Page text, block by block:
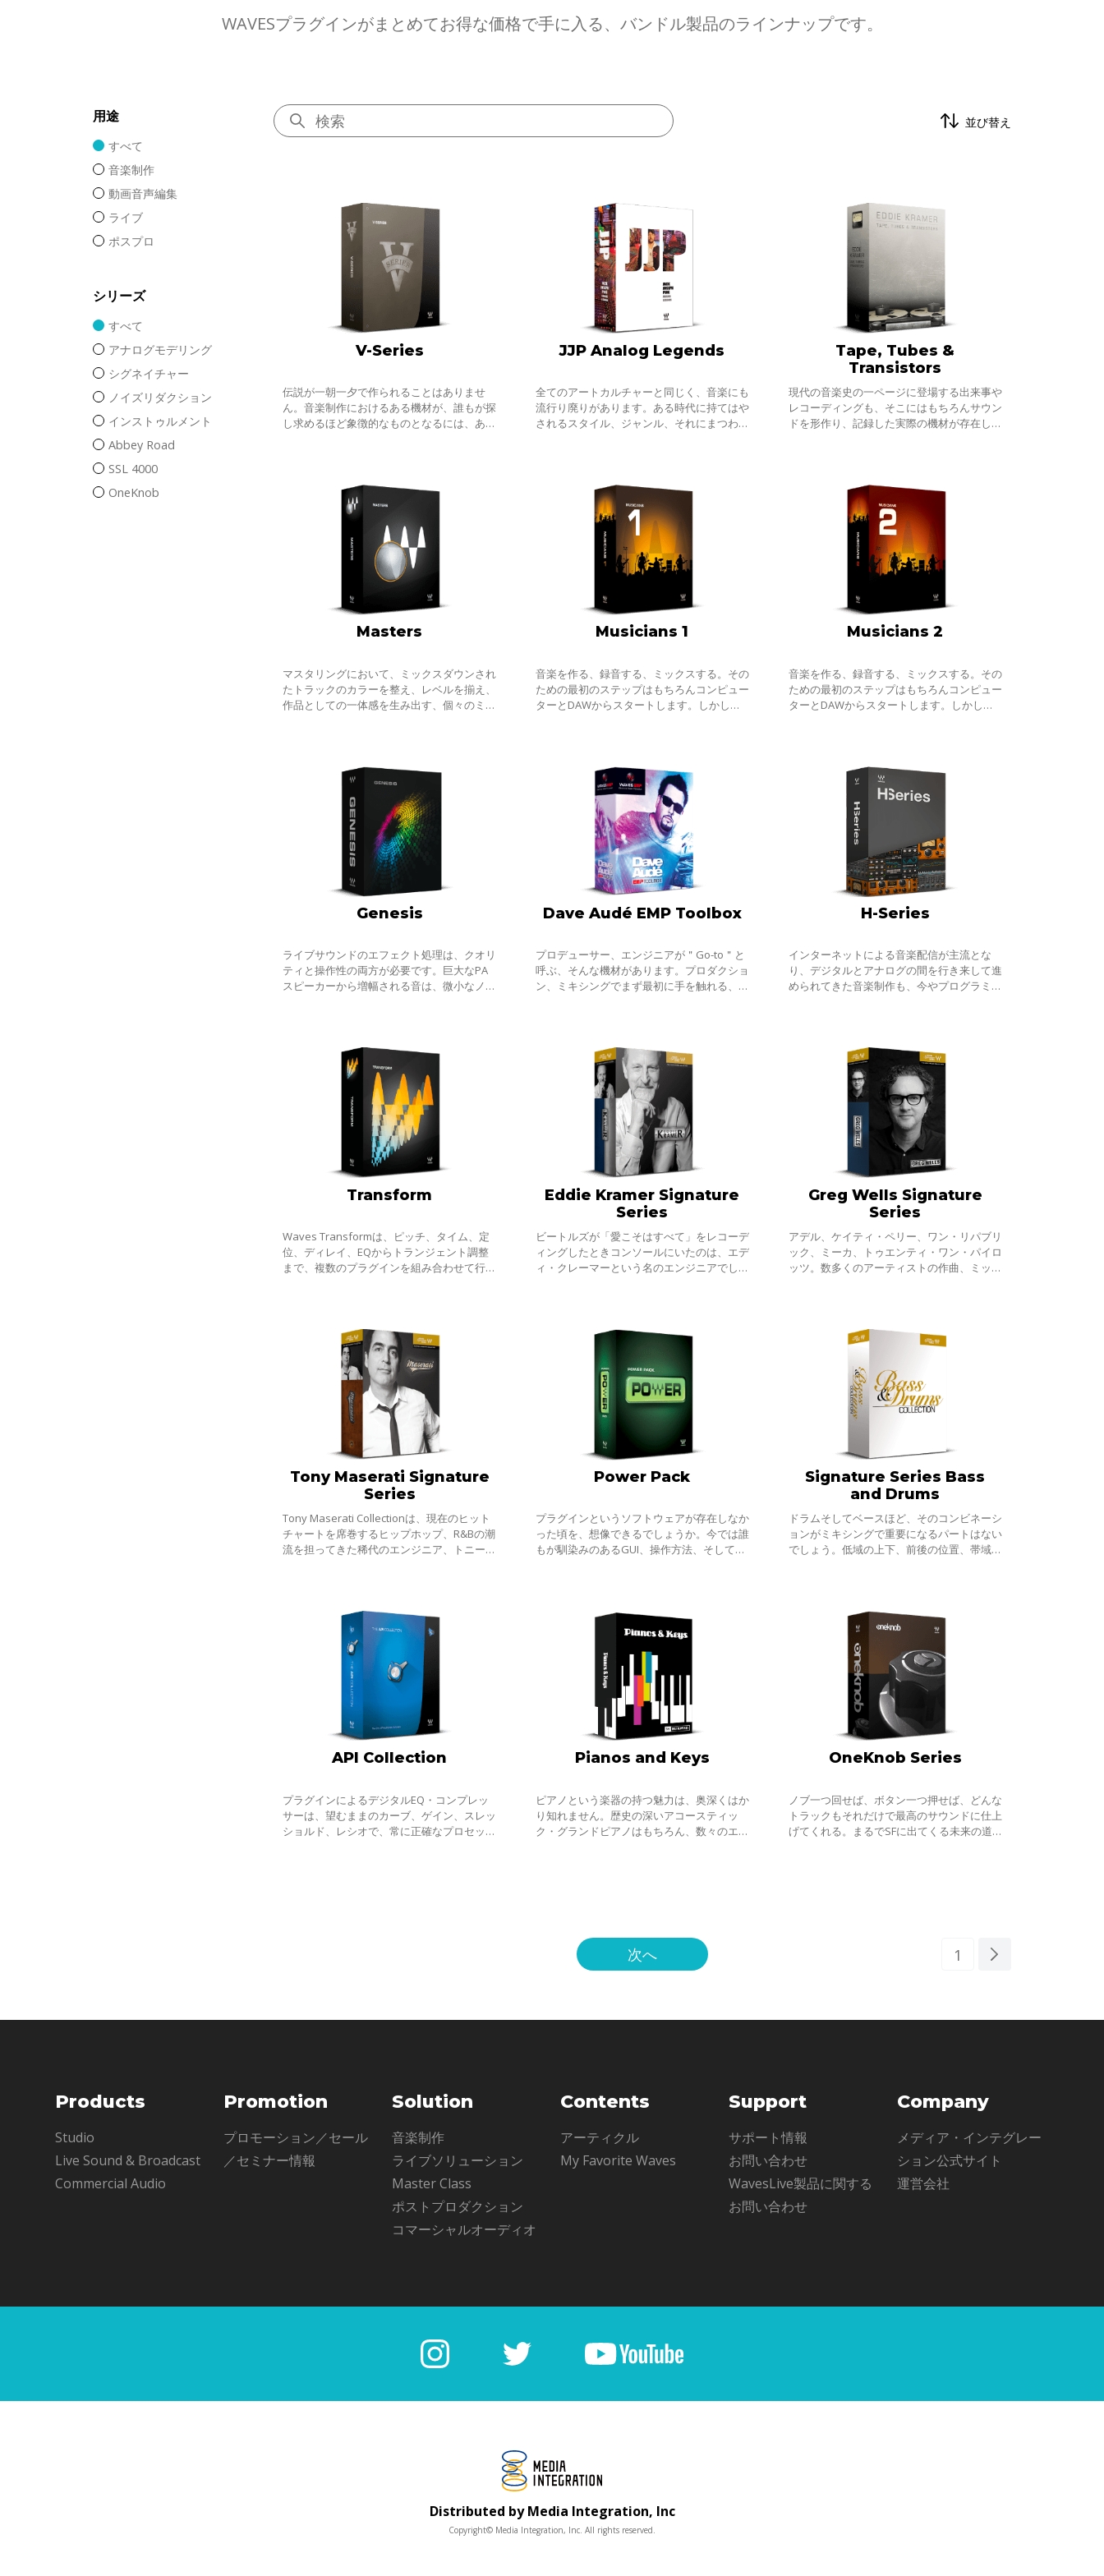
WAVESプラグインがまとめてお得な価格で手に入る、バンドル製品のラインナップです。
用途
すべて
音楽制作
動画音声編集
ライブ
ポスプロ
シリーズ
すべて
アナログモデリング
シグネイチャー
ノイズリダクション
インストゥルメント
Abbey Road
SSL 4000
OneKnob
並び替え
V-Series
伝説が一朝一夕で作られることはありませ
ん。音楽制作におけるある機材が、誰もが探
し求めるほど象徴的なものとなるには、あら
JJP Analog Legends
全てのアートカルチャーと同じく、音楽にも
流行り廃りがあります。ある時代に持てはや
されるスタイル、ジャンル、それにまつわる
Tape, Tubes &
Transistors
現代の音楽史の一ページに登場する出来事や
レコーディングも、そこにはもちろんサウン
ドを形作り、記録した実際の機材が存在しま
Masters
マスタリングにおいて、ミックスダウンされ
たトラックのカラーを整え、レベルを揃え、
作品としての一体感を生み出す、個々のミッ
Musicians 1
音楽を作る、録音する、ミックスする。その
ための最初のステップはもちろんコンピュー
ターとDAWからスタートします。しかし初
Musicians 2
音楽を作る、録音する、ミックスする。その
ための最初のステップはもちろんコンピュー
ターとDAWからスタートします。しかし初
Genesis
ライブサウンドのエフェクト処理は、クオリ
ティと操作性の両方が必要です。巨大なPA
スピーカーから増幅される音は、微小なノイ
Dave Audé EMP Toolbox
プロデューサー、エンジニアが＂Go-to＂と
呼ぶ、そんな機材があります。プロダクショ
ン、ミキシングでまず最初に手を触れる、イ
H-Series
インターネットによる音楽配信が主流とな
り、デジタルとアナログの間を行き来して進
められてきた音楽制作も、今やプログラミン
Transform
Waves Transformは、ピッチ、タイム、定
位、ディレイ、EQからトランジェント調整
まで、複数のプラグインを組み合わせて行っ
Eddie Kramer Signature
Series
ビートルズが「愛こそはすべて」をレコーデ
ィングしたときコンソールにいたのは、エデ
ィ・クレーマーという名のエンジニアでし
Greg Wells Signature
Series
アデル、ケイティ・ペリー、ワン・リパブリ
ック、ミーカ、トゥエンティ・ワン・パイロ
ッツ。数多くのアーティストの作曲、ミック
Tony Maserati Signature
Series
Tony Maserati Collectionは、現在のヒット
チャートを席巻するヒップホップ、R&Bの潮
流を担ってきた稀代のエンジニア、トニー・
Power Pack
プラグインというソフトウェアが存在しなか
った頃を、想像できるでしょうか。今では誰
もが馴染みのあるGUI、操作方法、そしてハ
Signature Series Bass
and Drums
ドラムそしてベースほど、そのコンビネーシ
ョンがミキシングで重要になるパートはない
でしょう。低域の上下、前後の位置、帯域の
API Collection
プラグインによるデジタルEQ・コンプレッ
サーは、望むままのカーブ、ゲイン、スレッ
ショルド、レシオで、常に正確なプロセッシ
Pianos and Keys
ピアノという楽器の持つ魅力は、奥深くはか
り知れません。歴史の深いアコースティッ
ク・グランドピアノはもちろん、数々のエレ
OneKnob Series
ノブ一つ回せば、ボタン一つ押せば、どんな
トラックもそれだけで最高のサウンドに仕上
げてくれる。まるでSFに出てくる未来の道
次へ 1
Products
Studio
Live Sound & Broadcast
Commercial Audio
Promotion
プロモーション／セール
／セミナー情報
Solution
音楽制作
ライブソリューション
Master Class
ポストプロダクション
コマーシャルオーディオ
Contents
アーティクル
My Favorite Waves
Support
サポート情報
お問い合わせ
WavesLive製品に関する
お問い合わせ
Company
メディア・インテグレー
ション公式サイト
運営会社
Distributed by Media Integration, Inc
Copyright© Media Integration, Inc. All rights reserved.